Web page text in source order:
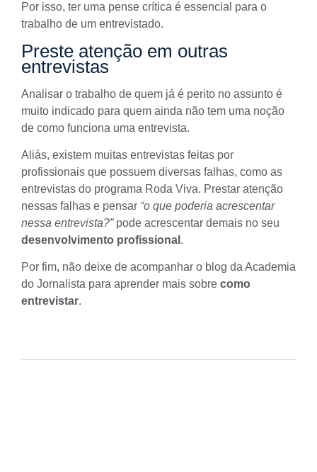
Por isso, ter uma pense crítica é essencial para o
trabalho de um entrevistado.
Preste atenção em outras
entrevistas
Analisar o trabalho de quem já é perito no assunto é
muito indicado para quem ainda não tem uma noção
de como funciona uma entrevista.
Aliás, existem muitas entrevistas feitas por
profissionais que possuem diversas falhas, como as
entrevistas do programa Roda Viva. Prestar atenção
nessas falhas e pensar “o que poderia acrescentar
nessa entrevista?” pode acrescentar demais no seu
desenvolvimento profissional .
Por fim, não deixe de acompanhar o blog da Academia
do Jornalista para aprender mais sobre como
entrevistar.